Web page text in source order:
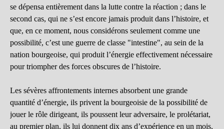
se dépensa entièrement dans la lutte contre la réaction ; dans le
second cas, qui ne s’est encore jamais produit dans l’histoire, et
que, en ce moment, nous considérons seulement comme une
possibilité, c’est une guerre de classe "intestine", au sein de la
nation bourgeoise, qui produit l’énergie effectivement nécessaire
pour triompher des forces obscures de l’histoire.
Les sévères affrontements internes absorbent une grande
quantité d’énergie, ils privent la bourgeoisie de la possibilité de
jouer le rôle dirigeant, ils poussent leur adversaire, le prolétariat,
au premier plan, ils lui donnent dix ans d’expérience en un mois,